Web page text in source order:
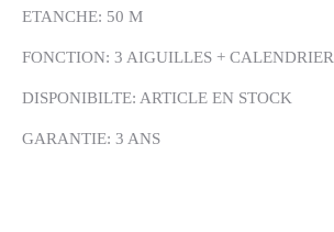
ETANCHE: 50 M
FONCTION: 3 AIGUILLES + CALENDRIER
DISPONIBILTE: ARTICLE EN STOCK
GARANTIE: 3 ANS